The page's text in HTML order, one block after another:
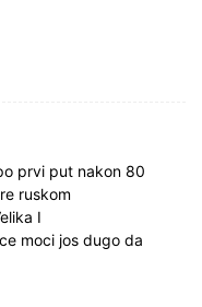
prvi put nakon 80
ruskom
I
moci jos dugo da